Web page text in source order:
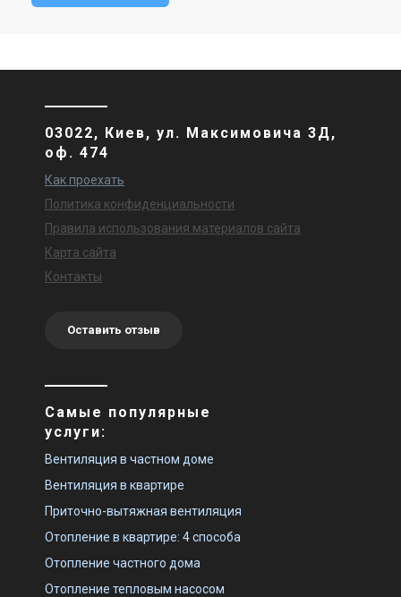
03022, Киев, ул. Максимовича 3Д,
оф. 474
Как проехать
Политика конфиденциальности
Правила использования материалов сайта
Карта сайта
Контакты
Оставить отзыв
Самые популярные
услуги:
Вентиляция в частном доме
Вентиляция в квартире
Приточно-вытяжная вентиляция
Отопление в квартире: 4 способа
Отопление частного дома
Отопление тепловым насосом